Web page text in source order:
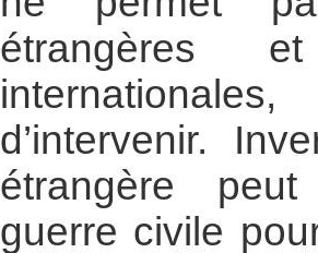
étrangères
d’intervenir.
étrangère
guerre civile